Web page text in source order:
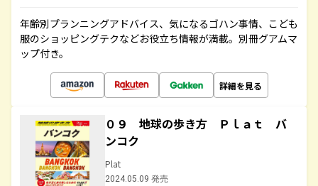
年齢別プランニングアドバイス、気になるゴハン事情、こども
服のショッピングテクなどお役立ち情報が満載。別冊グアムマ
ップ付き。
詳細を見る
０９ 地球の歩き方 Ｐｌａｔ バ
ンコク
Plat
2024.05.09 発売